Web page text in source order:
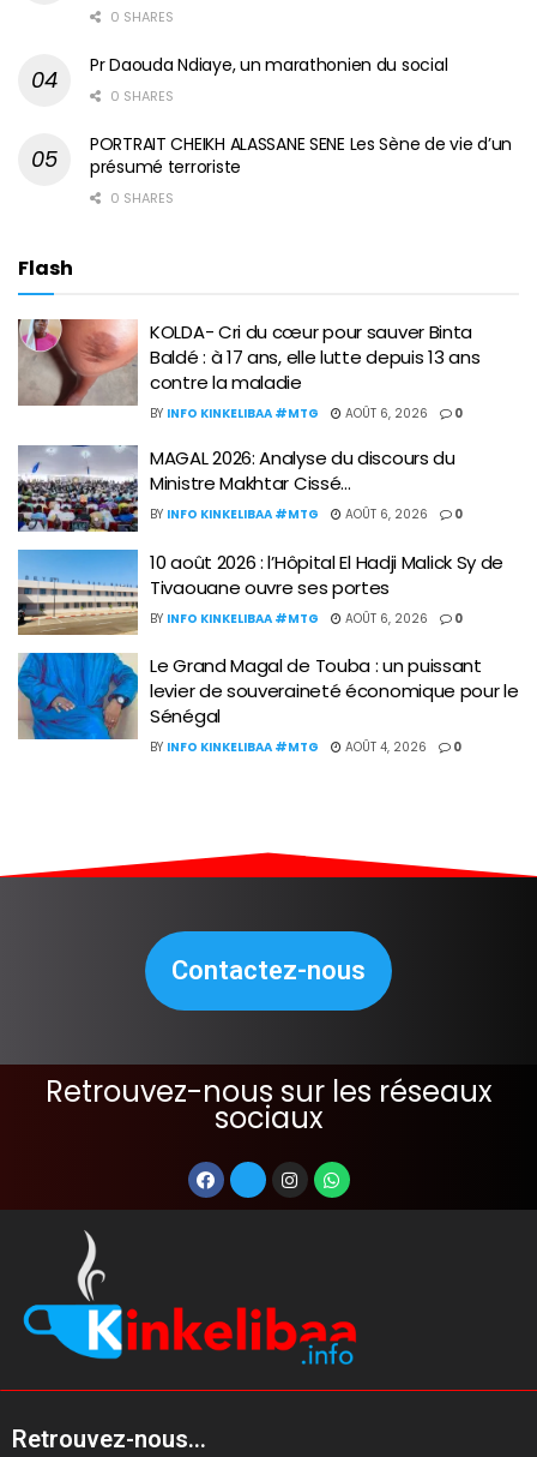
0 SHARES
Pr Daouda Ndiaye, un marathonien du social
0 SHARES
PORTRAIT CHEIKH ALASSANE SENE Les Sène de vie d’un
présumé terroriste
0 SHARES
Flash
KOLDA- Cri du cœur pour sauver Binta
Baldé : à 17 ans, elle lutte depuis 13 ans
contre la maladie
BY INFO KINKELIBAA #MTG AOÛT 6, 2026 0
MAGAL 2026: Analyse du discours du
Ministre Makhtar Cissé…
BY INFO KINKELIBAA #MTG AOÛT 6, 2026 0
10 août 2026 : l’Hôpital El Hadji Malick Sy de
Tivaouane ouvre ses portes
BY INFO KINKELIBAA #MTG AOÛT 6, 2026 0
Le Grand Magal de Touba : un puissant
levier de souveraineté économique pour le
Sénégal
BY INFO KINKELIBAA #MTG AOÛT 4, 2026 0
Contactez-nous
Retrouvez-nous sur les réseaux
sociaux
Retrouvez-nous...